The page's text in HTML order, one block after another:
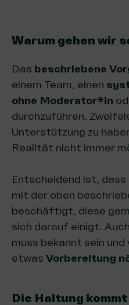
Warum gehen wir
Das beschriebene
einem Team, einen
ohne Moderator*in
durchzuführen.
Unterstützung zu
Realität nicht immer
Entscheidend ist, dass
mit der oben
beschäftigt, diese
sich darauf einigt.
muss bekannt sein
etwas Vorbereitung
Die Haltung